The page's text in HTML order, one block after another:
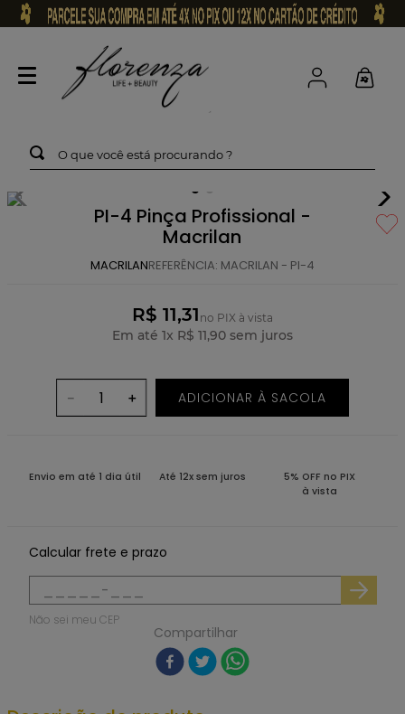
O que você está procurando ?
PI-4 Pinça Profissional -
Macrilan
MACRILANREFERÊNCIA: MACRILAN - PI-4
R$ 11,31 no PIX à vista
Em até 1x R$ 11,90 sem juros
＋
－ ADICIONAR À SACOLA
Envio em até 1 dia útil Até 12x sem juros
5% OFF no PIX
à vista
Calcular frete e prazo
Não sei meu CEP
Compartilhar